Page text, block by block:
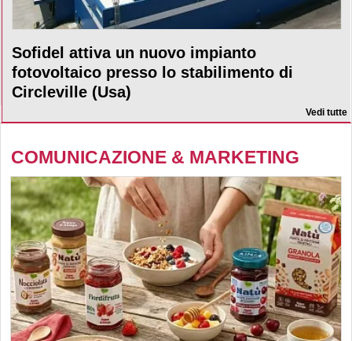
Sofidel attiva un nuovo impianto
fotovoltaico presso lo stabilimento di
Circleville (Usa)
Vedi tutte
COMUNICAZIONE & MARKETING